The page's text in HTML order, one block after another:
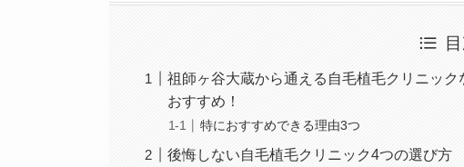
祖師ヶ谷大蔵から通える自毛植毛クリニッ
おすすめ！
特におすすめできる理由3つ
後悔しない自毛植毛クリニック4つの選び方